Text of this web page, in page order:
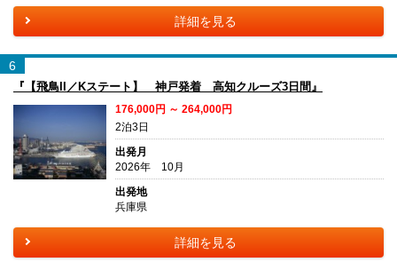
詳細を見る
6
『【飛鳥II／Kステート】 神戸発着 高知クルーズ3日間』
176,000円 ～ 264,000円
2泊3日
出発月
2026年 10月
出発地
兵庫県
詳細を見る